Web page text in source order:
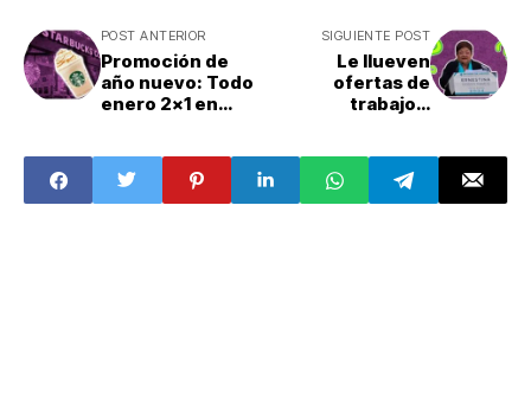
POST ANTERIOR
Promoción de
año nuevo: Todo
enero 2x1 en
SIGUIENTE POST
Le llueven
ofertas de
trabajo a
destino de la
exfiscal de la
CDMX ?